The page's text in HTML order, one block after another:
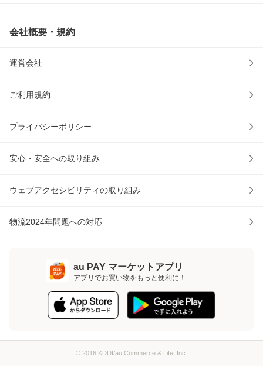
会社概要・規約
運営会社
ご利用規約
プライバシーポリシー
安心・安全への取り組み
ウェブアクセシビリティの取り組み
物流2024年問題への対応
au PAY マーケットアプリ
アプリでお買い物をもっと便利に！
© 2016 KDDI/au Commerce & Life, Inc.